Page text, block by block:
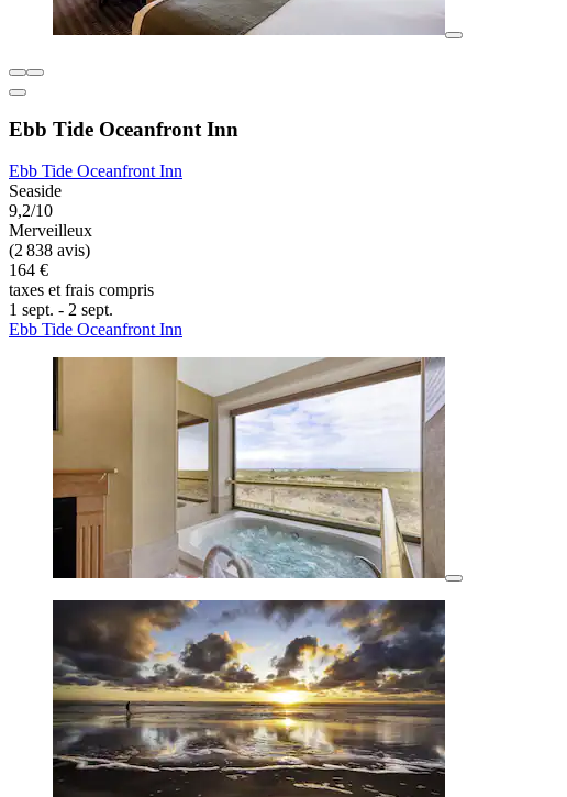
Ebb Tide Oceanfront Inn
Ebb Tide Oceanfront Inn
Seaside
9,2/10
Merveilleux
(2 838 avis)
164 €
taxes et frais compris
1 sept. - 2 sept.
Ebb Tide Oceanfront Inn